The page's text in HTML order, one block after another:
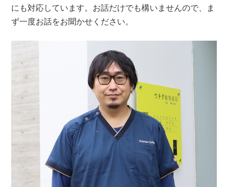
にも対応しています。お話だけでも構いませんので、ま
ず一度お話をお聞かせください。